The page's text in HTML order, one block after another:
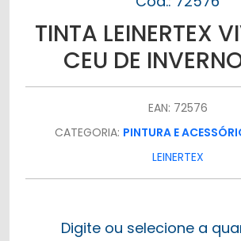
TINTA LEINERTEX
CEU DE
EAN: 72576
CATEGORIA: PINTURA E
LEINERTEX
Digite ou selecione a